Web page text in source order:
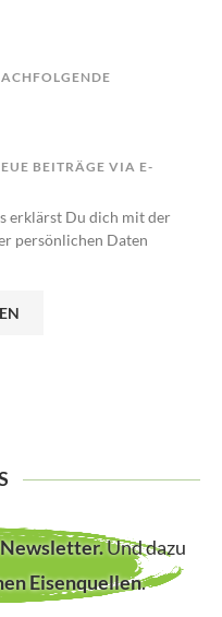
BEITRÄGE VIA E-
erklärst Du dich mit der
persönlichen Daten
Newsletter.Und dazu
Eisenquellen.